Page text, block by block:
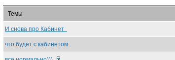
Темы
И снова про Кабинет
что будет с кабинетом